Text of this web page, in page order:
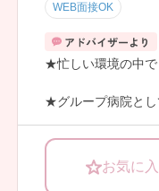
WEB面接OK
★忙しい環境の中で
★グループ病院とし
★高給与！（夜勤
★休日多い！年間
お気に入